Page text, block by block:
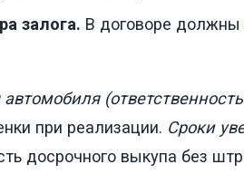
залога. В договоре должны
при реализации. Сроки
досрочного выкупа без